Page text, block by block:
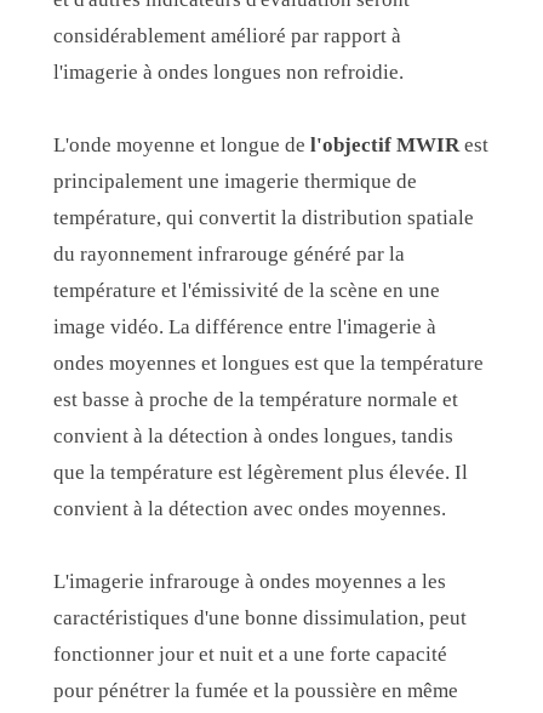
considérablement amélioré par rapport à
l'imagerie à ondes longues non refroidie.
L'onde moyenne et longue del'objectif MWIR est
principalement une imagerie thermique de
température, qui convertit la distribution spatiale
du rayonnement infrarouge généré par la
température et l'émissivité de la scène en une
image vidéo. La différence entre l'imagerie à
ondes moyennes et longues est que la température
est basse à proche de la température normale et
convient à la détection à ondes longues, tandis
que la température est légèrement plus élevée. Il
convient à la détection avec ondes moyennes.
L'imagerie infrarouge à ondes moyennes a les
caractéristiques d'une bonne dissimulation, peut
fonctionner jour et nuit et a une forte capacité
pour pénétrer la fumée et la poussière en même